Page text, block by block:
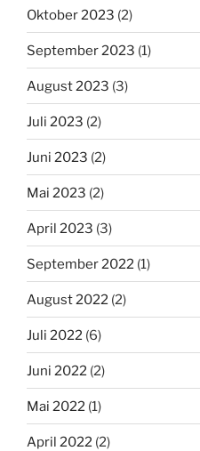
Oktober 2023 (2)
September 2023 (1)
August 2023 (3)
Juli 2023 (2)
Juni 2023 (2)
Mai 2023 (2)
April 2023 (3)
September 2022 (1)
August 2022 (2)
Juli 2022 (6)
Juni 2022 (2)
Mai 2022 (1)
April 2022 (2)